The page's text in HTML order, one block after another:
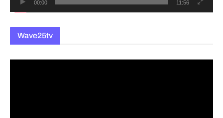
00:00 11:56
Wave25tv